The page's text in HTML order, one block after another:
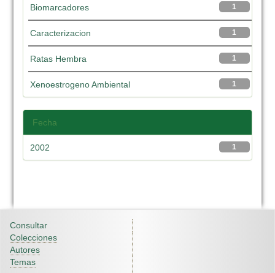
1
Biomarcadores
1
Caracterizacion
1
Ratas Hembra
1
Xenoestrogeno Ambiental
Fecha
1
2002
Consultar
Colecciones
Autores
Temas